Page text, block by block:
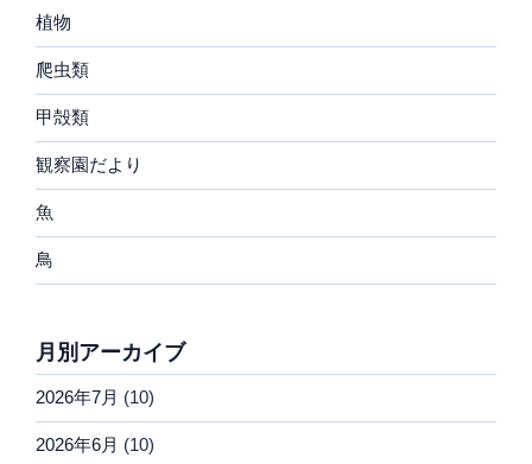
植物
爬虫類
甲殻類
観察園だより
魚
鳥
月別アーカイブ
2026年7月 (10)
2026年6月 (10)